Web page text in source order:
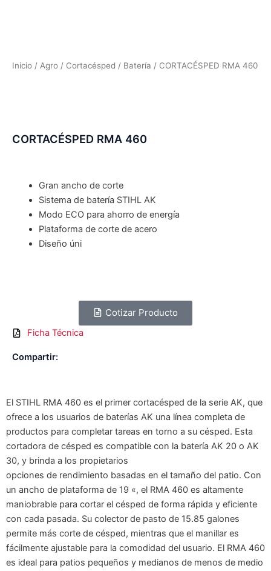
Inicio / Agro / Cortacésped / Batería / CORTACÉSPED RMA 460
CORTACÉSPED RMA 460
Gran ancho de corte
Sistema de batería STIHL AK
Modo ECO para ahorro de energía
Plataforma de corte de acero
Diseño úni
Cotizar Producto
Ficha Técnica
Compartir:
El STIHL RMA 460 es el primer cortacésped de la serie AK, que
ofrece a los usuarios de baterías AK una línea completa de
productos para completar tareas en torno a su césped. Esta
cortadora de césped es compatible con la batería AK 20 o AK
30, y brinda a los propietarios
opciones de rendimiento basadas en el tamaño del patio. Con
un ancho de plataforma de 19 «, el RMA 460 es altamente
maniobrable para cortar el césped de forma rápida y eficiente
con cada pasada. Su colector de pasto de 15.85 galones
permite más corte de césped, mientras que el manillar es
fácilmente ajustable para la comodidad del usuario. El RMA 460
es ideal para patios pequeños y medianos de menos de medio